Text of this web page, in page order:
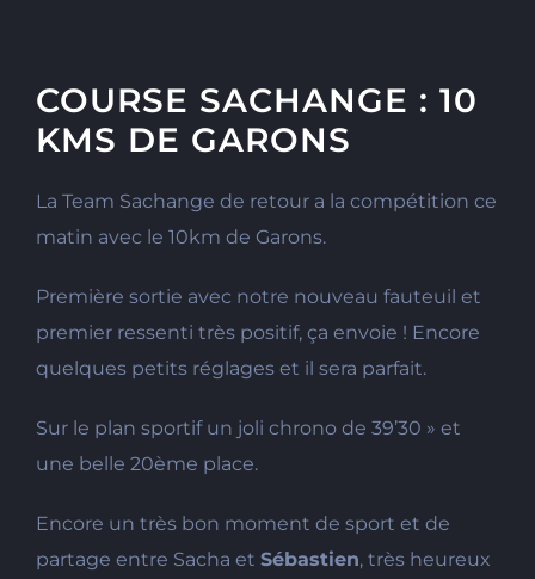
COURSE SACHANGE : 10
KMS DE GARONS
La Team Sachange de retour a la compétition ce
matin avec le 10km de Garons.
Première sortie avec notre nouveau fauteuil et
premier ressenti très positif, ça envoie ! Encore
quelques petits réglages et il sera parfait.
Sur le plan sportif un joli chrono de 39’30 » et
une belle 20ème place.
Encore un très bon moment de sport et de
partage entre Sacha et Sébastien, très heureux